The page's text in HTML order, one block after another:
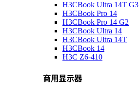
H3CBook Ultra 14T G3
H3CBook Pro 14
H3CBook Pro 14 G2
H3CBook Ultra 14
H3CBook Ultra 14T
H3CBook 14
H3C Z6-410
商用显示器